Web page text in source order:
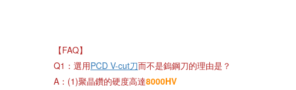
【FAQ】
Q1：選用PCD V-cut刀而不是鎢鋼刀的理由是？
A：(1)聚晶鑽的硬度高達8000HV